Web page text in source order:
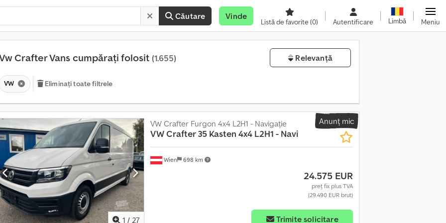
Căutare Vinde
Listă de favorite(0) Autentificare Limbă Meniu
Crafter Vans cumpărați folosit (1.655) Relevanță
VW Eliminați toate filtrele
Anunț mic
1 / 27
Wien 698 km
VW Crafter Furgon 4x4 L2H1 - Navigație
VWCrafter 35 Kasten 4x4 L2H1 - Navi
24.575 EUR
preț fix plus TVA
(29.490 EUR brut)
Trimite solicitare
P
t